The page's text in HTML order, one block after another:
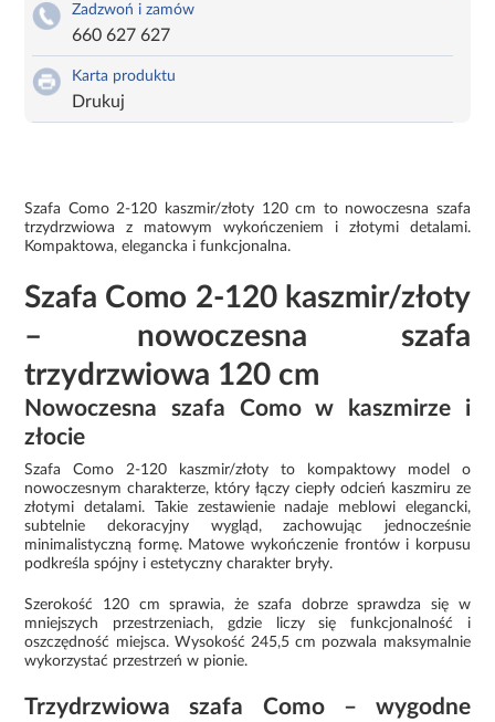
Zadzwoń i zamów
660 627 627
Karta produktu
Drukuj
Szafa Como 2-120 kaszmir/złoty 120 cm to nowoczesna szafa
trzydrzwiowa z matowym wykończeniem i złotymi detalami.
Kompaktowa, elegancka i funkcjonalna.
Szafa Como 2-120 kaszmir/złoty
– nowoczesna szafa
trzydrzwiowa 120 cm
Nowoczesna szafa Como w kaszmirze i
złocie
Szafa Como 2-120 kaszmir/złoty to kompaktowy model o
nowoczesnym charakterze, który łączy ciepły odcień kaszmiru ze
złotymi detalami. Takie zestawienie nadaje meblowi elegancki,
subtelnie dekoracyjny wygląd, zachowując jednocześnie
minimalistyczną formę. Matowe wykończenie frontów i korpusu
podkreśla spójny i estetyczny charakter bryły.
Szerokość 120 cm sprawia, że szafa dobrze sprawdza się w
mniejszych przestrzeniach, gdzie liczy się funkcjonalność i
oszczędność miejsca. Wysokość 245,5 cm pozwala maksymalnie
wykorzystać przestrzeń w pionie.
Trzydrzwiowa szafa Como – wygodne